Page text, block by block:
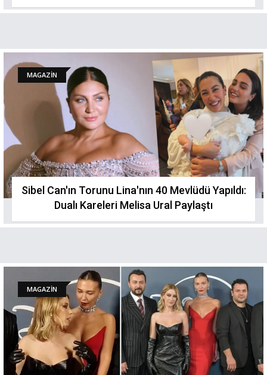
MAGAZİN
Sibel Can'ın Torunu Lina'nın 40 Mevlüdü Yapıldı:
Dualı Kareleri Melisa Ural Paylaştı
MAGAZİN